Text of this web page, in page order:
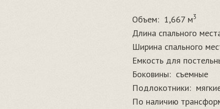
Объем: 1,667 м3
Длина спального
Ширина спального
Емкость для
Боковины: съемные
Подлокотники:
По наличию